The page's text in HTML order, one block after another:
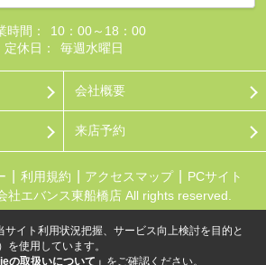
時間：
10：00～18：00
定休日：
毎週水曜日
会社概要
来店予約
利用規約 アクセスマップ
PCサイト
社エバンス東船橋店 All rights reserved.
サイト利用状況把握、サービス向上検討を目的と
を使用しています。
の取扱いについて」 をご確認ください。